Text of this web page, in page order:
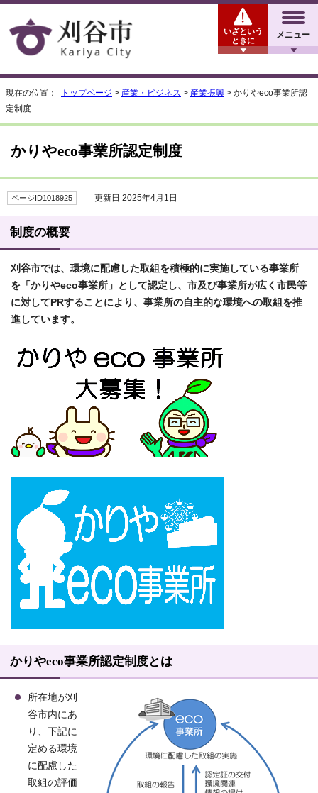
メニュー
いざという
ときに
現在の位置： トップページ > 産業・ビジネス > 産業振興 > かりやeco事業所認
定制度
かりやeco事業所認定制度
ページID1018925 更新日 2025年4月1日
制度の概要
刈谷市では、環境に配慮した取組を積極的に実施している事業所
を「かりやeco事業所」として認定し、市及び事業所が広く市民等
に対してPRすることにより、事業所の自主的な環境への取組を推
進しています。
かりやeco事業所認定制度とは
所在地が刈
谷市内にあ
り、下記に
定める環境
に配慮した
取組の評価